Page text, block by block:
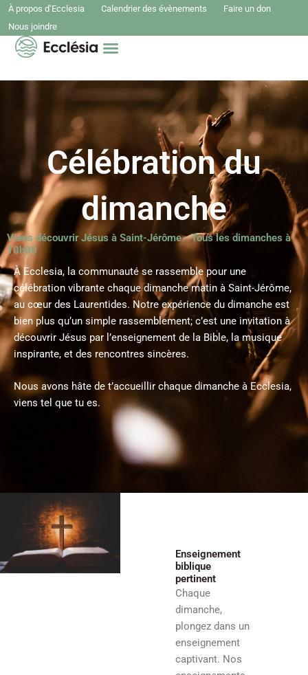
Aller
au
contenu
À propos d’Ecclesia Calendrier des évènements
Faire un don
Nous joindre
Célébration du
dimanche
Viens découvrir Jésus à Saint-Jérôme - Tous les dimanches à
10h00
À Ecclesia, la communauté se rassemble pour une
célébration vibrante chaque dimanche matin à Saint-Jérôme,
au cœur des Laurentides. Notre expérience du dimanche est
bien plus qu’un simple rassemblement; c’est une invitation à
découvrir Jésus par l’enseignement de la Bible, la musique
inspirante, et des rencontres sincères.
Nous avons hâte de t’accueillir chaque dimanche à Ecclesia,
viens tel que tu es.
Enseignement
biblique
pertinent
Chaque
dimanche,
plongez dans un
enseignement
captivant. Nos